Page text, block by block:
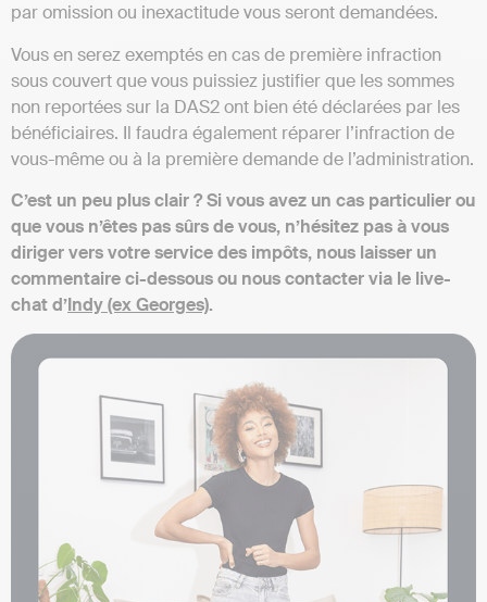
par omission ou inexactitude vous seront demandées.
Vous en serez exemptés en cas de première infraction
sous couvert que vous puissiez justifier que les sommes
non reportées sur la DAS2 ont bien été déclarées par les
bénéficiaires. Il faudra également réparer l’infraction de
vous-même ou à la première demande de l’administration.
C’est un peu plus clair ? Si vous avez un cas particulier ou
que vous n’êtes pas sûrs de vous, n’hésitez pas à vous
diriger vers votre service des impôts, nous laisser un
commentaire ci-dessous ou nous contacter via le live-
chat d’Indy (ex Georges).